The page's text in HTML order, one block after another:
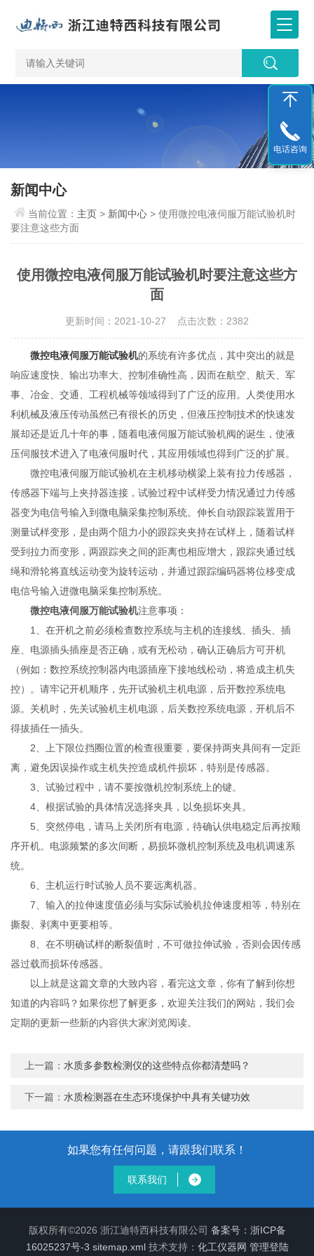
新闻中心
当前位置： 主页 > 新闻中心 > 使用微控电液伺服万能试验机时
要注意这些方面
使用微控电液伺服万能试验机时要注意这些方
面
更新时间：2021-10-27 点击次数：2382
微控电液伺服万能试验机的系统有许多优点，其中突出的就是
响应速度快、输出功率大、控制准确性高，因而在航空、航天、军
事、冶金、交通、工程机械等领域得到了广泛的应用。人类使用水
利机械及液压传动虽然已有很长的历史，但液压控制技术的快速发
展却还是近几十年的事，随着电液伺服万能试验机阀的诞生，使液
压伺服技术进入了电液伺服时代，其应用领域也得到广泛的扩展。
微控电液伺服万能试验机在主机移动横梁上装有拉力传感器，
传感器下端与上夹持器连接，试验过程中试样受力情况通过力传感
器变为电信号输入到微电脑采集控制系统。伸长自动跟踪装置用于
测量试样变形，是由两个阻力小的跟踪夹夹持在试样上，随着试样
受到拉力而变形，两跟踪夹之间的距离也相应增大，跟踪夹通过线
绳和滑轮将直线运动变为旋转运动，并通过跟踪编码器将位移变成
电信号输入进微电脑采集控制系统。
微控电液伺服万能试验机注意事项：
1、在开机之前必须检查数控系统与主机的连接线、插头、插
座、电源插头插座是否正确，或有无松动，确认正确后方可开机
（例如：数控系统控制器内电源插座下接地线松动，将造成主机失
控）。请牢记开机顺序，先开试验机主机电源，后开数控系统电
源。关机时，先关试验机主机电源，后关数控系统电源，开机后不
得拔插任一插头。
2、上下限位挡圈位置的检查很重要，要保持两夹具间有一定距
离，避免因误操作或主机失控造成机件损坏，特别是传感器。
3、试验过程中，请不要按微机控制系统上的键。
4、根据试验的具体情况选择夹具，以免损坏夹具。
5、突然停电，请马上关闭所有电源，待确认供电稳定后再按顺
序开机。电源频繁的多次间断，易损坏微机控制系统及电机调速系
统。
6、主机运行时试验人员不要远离机器。
7、输入的拉伸速度值必须与实际试验机拉伸速度相等，特别在
撕裂、剥离中更要相等。
8、在不明确试样的断裂值时，不可做拉伸试验，否则会因传感
器过载而损坏传感器。
以上就是这篇文章的大致内容，看完这文章，你有了解到你想
知道的内容吗？如果你想了解更多，欢迎关注我们的网站，我们会
定期的更新一些新的内容供大家浏览阅读。
上一篇：水质多参数检测仪的这些特点你都清楚吗？
下一篇：水质检测器在生态环境保护中具有关键功效
如果您有任何问题，请跟我们联系！
联系我们
版权所有©2026 浙江迪特西科技有限公司 备案号：浙ICP备
16025237号-3 sitemap.xml技术支持： 化工仪器网 管理登陆
电话咨询